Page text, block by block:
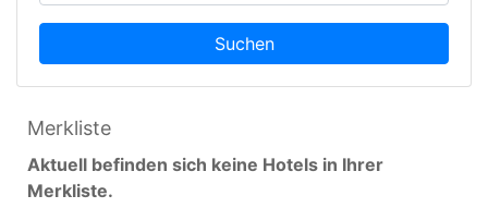
Suchen
Merkliste
Aktuell befinden sich keine Hotels in Ihrer
Merkliste.